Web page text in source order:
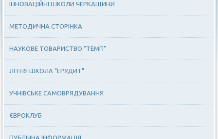
ІННОВАЦІЙНІ ШКОЛИ ЧЕРКАЩИНИ
МЕТОДИЧНА СТОРІНКА
НАУКОВЕ ТОВАРИСТВО "ТЕМП"
ЛІТНЯ ШКОЛА "ЕРУДИТ"
УЧНІВСЬКЕ САМОВРЯДУВАННЯ
ЄВРОКЛУБ
ПУБЛІЧНА ІНФОРМАЦІЯ